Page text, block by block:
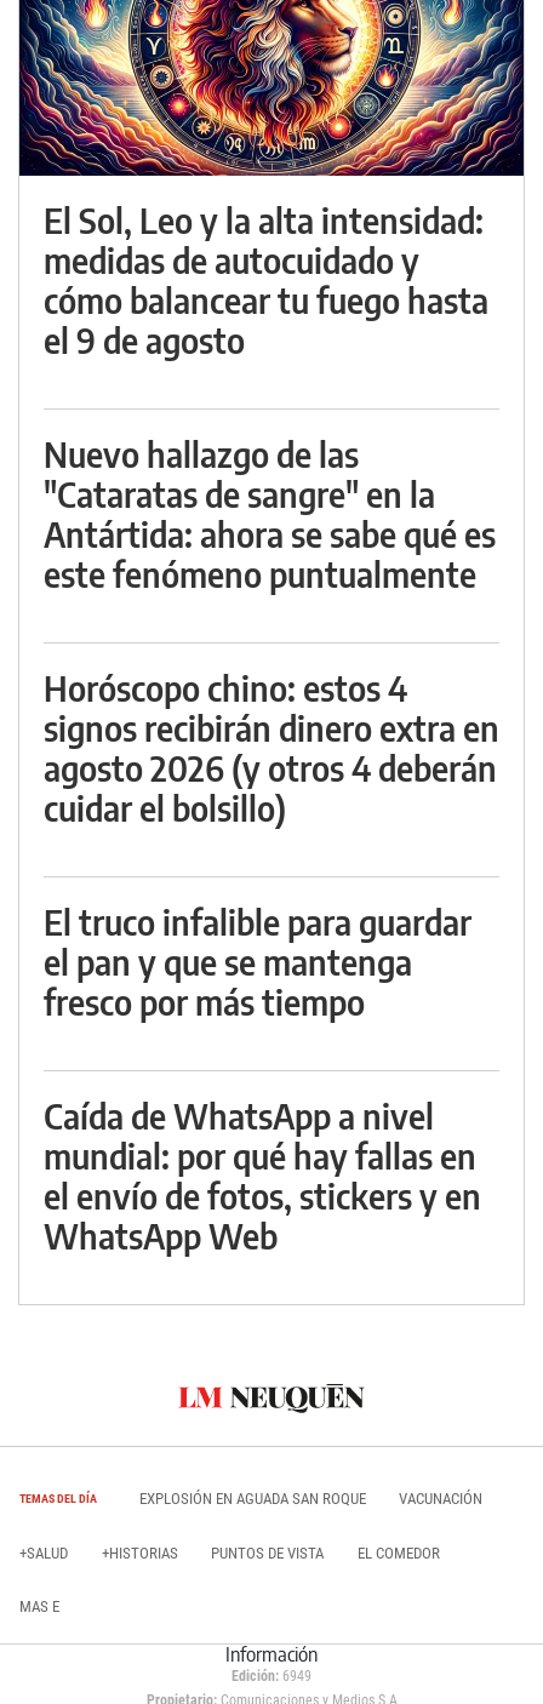
El Sol, Leo y la alta intensidad:
medidas de autocuidado y
cómo balancear tu fuego hasta
el 9 de agosto
Nuevo hallazgo de las
"Cataratas de sangre" en la
Antártida: ahora se sabe qué es
este fenómeno puntualmente
Horóscopo chino: estos 4
signos recibirán dinero extra en
agosto 2026 (y otros 4 deberán
cuidar el bolsillo)
El truco infalible para guardar
el pan y que se mantenga
fresco por más tiempo
Caída de WhatsApp a nivel
mundial: por qué hay fallas en
el envío de fotos, stickers y en
WhatsApp Web
TEMAS DEL DÍA EXPLOSIÓN EN AGUADA SAN ROQUE VACUNACIÓN
+SALUD +HISTORIAS PUNTOS DE VISTA EL COMEDOR
MAS E
Información
Edición: 6949
Propietario:Comunicaciones y Medios S.A